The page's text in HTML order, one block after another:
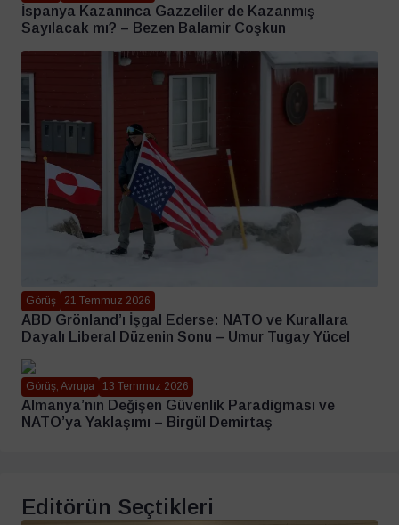
İspanya Kazanınca Gazzeliler de Kazanmış
Sayılacak mı? – Bezen Balamir Coşkun
Görüş 21 Temmuz 2026
ABD Grönland’ı İşgal Ederse: NATO ve Kurallara
Dayalı Liberal Düzenin Sonu – Umur Tugay Yücel
Görüş, Avrupa 13 Temmuz 2026
Almanya’nın Değişen Güvenlik Paradigması ve
NATO’ya Yaklaşımı – Birgül Demirtaş
Editörün Seçtikleri